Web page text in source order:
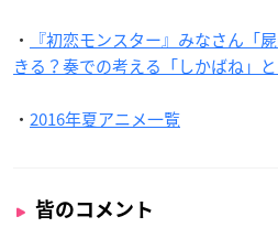
・
『初恋モンスター』みなさん「
きる？奏での考える「しかばね」
・ 2016年夏アニメ一覧
皆のコメント